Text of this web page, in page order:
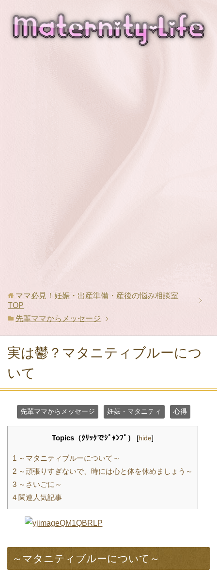
ママ必見！妊娠・出産準備・産後の悩み相談室
TOP
先輩ママからメッセージ
実は鬱？マタニティブルーにつ
いて
先輩ママからメッセージ 妊娠・マタニティ 心得
Topics（ｸﾘｯｸでｼﾞｬﾝﾌﾟ） [hide]
1 ～マタニティブルーについて～
2 ～頑張りすぎないで、時には心と体を休めましょう～
3 ～さいごに～
4 関連人気記事
～マタニティブルーについて～